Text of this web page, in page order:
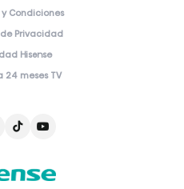
y Condiciones
Privacidad
Hisense
24 meses TV